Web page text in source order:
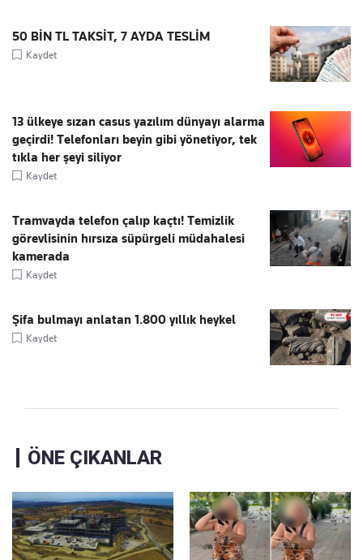
50 BİN TL TAKSİT, 7 AYDA TESLİM
Kaydet
13 ülkeye sızan casus yazılım dünyayı alarma
geçirdi! Telefonları beyin gibi yönetiyor, tek
tıkla her şeyi siliyor
Kaydet
Tramvayda telefon çalıp kaçtı! Temizlik
görevlisinin hırsıza süpürgeli müdahalesi
kamerada
Kaydet
Şifa bulmayı anlatan 1.800 yıllık heykel
Kaydet
ÖNE ÇIKANLAR